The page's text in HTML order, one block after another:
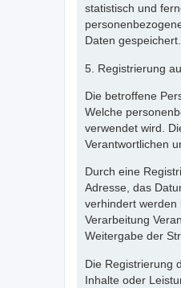
statistisch und
Daten gespeichert.
5. Registrierung
Die betroffene
Welche
verwendet wird.
Verantwortlichen
Durch eine
Adresse, das
verhindert werden
Verarbeitung
Weitergabe der
Die Registrierung
Inhalte oder